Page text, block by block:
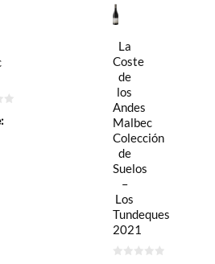
La
Coste
de
los
Andes
Malbec
Colección
de
Suelos
–
Los
Tundeques
2021